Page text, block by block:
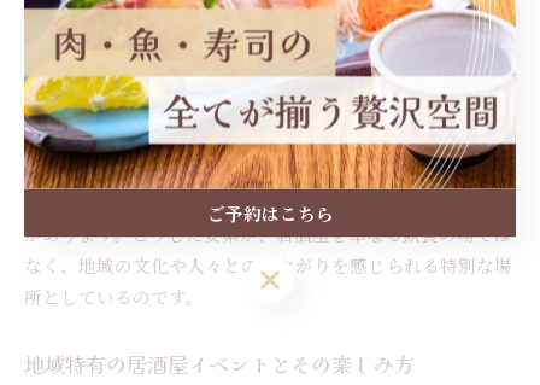
居酒屋が地元の人々に長く愛される理由は、親しみやすさと
ホスピタリティにあります。多くの居酒屋では、常連客との
コミュニケーションを大切にし、温かい雰囲気を作り上げて
います。特に、スタッフが顔馴染みの客に対して個別のサー
ビスを提供することで、まるで自宅にいるような安心感を感
じることができます。また、地元の食材をふんだんに使った
メニューは、地域の特色を活かし、訪れるたびに新鮮な発見
があります。こうした要素が、居酒屋を単なる飲食の場では
なく、地域の文化や人々とのつながりを感じられる特別な場
所としているのです。
地域特有の居酒屋イベントとその楽しみ方
ご予約はこちら
ご予約はこちら